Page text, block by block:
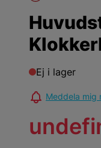
Ej i lager
Meddela mig